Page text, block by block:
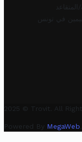
في تونس
2025 © Trovit. All
Powered By MegaWeb